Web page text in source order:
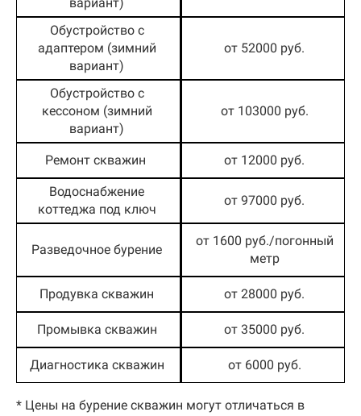
Обустройство с
адаптером (зимний
вариант)
от 52000 руб.
Обустройство с
кессоном (зимний
вариант)
от 103000 руб.
Ремонт скважин от 12000 руб.
Водоснабжение
коттеджа под ключ
от 97000 руб.
Разведочное бурение
от 1600 руб./погонный
метр
Продувка скважин от 28000 руб.
Промывка скважин от 35000 руб.
Диагностика скважин от 6000 руб.
* Цены на бурение скважин могут отличаться в